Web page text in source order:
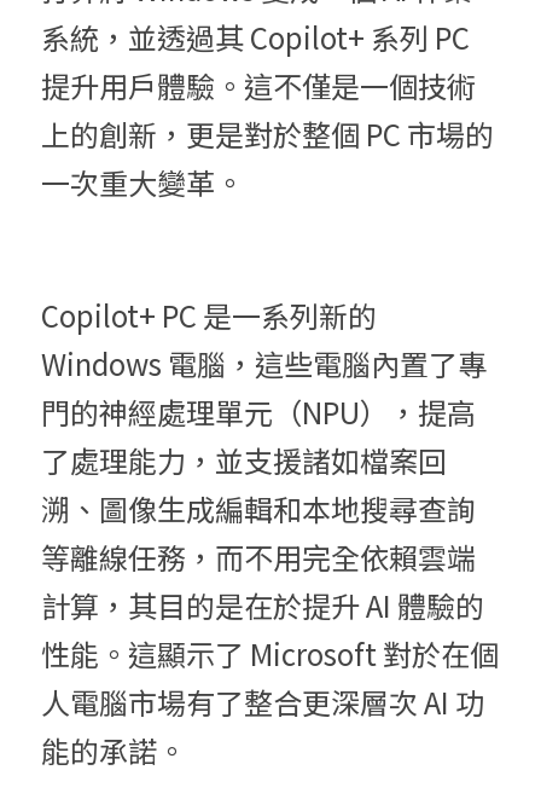
系統，並透過其 Copilot+ 系列 PC
提升用戶體驗。這不僅是一個技術
上的創新，更是對於整個 PC 市場的
一次重大變革。
Copilot+ PC 是一系列新的
Windows 電腦，這些電腦內置了專
門的神經處理單元（NPU），提高
了處理能力，並支援諸如檔案回
溯、圖像生成編輯和本地搜尋查詢
等離線任務，而不用完全依賴雲端
計算，其目的是在於提升 AI 體驗的
性能。這顯示了 Microsoft 對於在個
人電腦市場有了整合更深層次 AI 功
能的承諾。